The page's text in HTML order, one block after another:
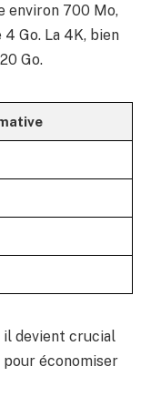
environ 700 Mo,
Go. La 4K, bien
Go.
il devient crucial
économiser